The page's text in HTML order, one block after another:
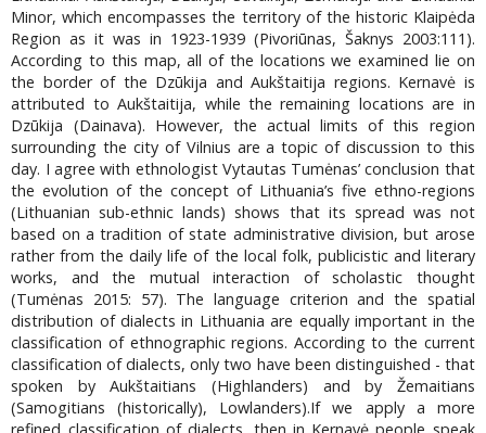
Minor, which encompasses the territory of the historic Klaipėda
Region as it was in 1923-1939 (Pivoriūnas, Šaknys 2003:111).
According to this map, all of the locations we examined lie on
the border of the Dzūkija and Aukštaitija regions. Kernavė is
attributed to Aukštaitija, while the remaining locations are in
Dzūkija (Dainava). However, the actual limits of this region
surrounding the city of Vilnius are a topic of discussion to this
day. I agree with ethnologist Vytautas Tumėnas’ conclusion that
the evolution of the concept of Lithuania’s five ethno-regions
(Lithuanian sub-ethnic lands) shows that its spread was not
based on a tradition of state administrative division, but arose
rather from the daily life of the local folk, publicistic and literary
works, and the mutual interaction of scholastic thought
(Tumėnas 2015: 57). The language criterion and the spatial
distribution of dialects in Lithuania are equally important in the
classification of ethnographic regions. According to the current
classification of dialects, only two have been distinguished - that
spoken by Aukštaitians (Highlanders) and by Žemaitians
(Samogitians (historically), Lowlanders).If we apply a more